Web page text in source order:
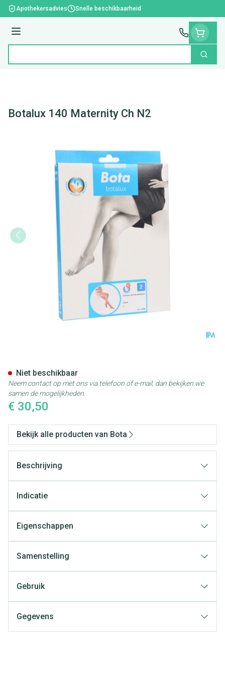
Ga naar de inhoud
Apothekersadvies Snelle beschikbaarheid
Menu
Zoek
Botalux 140 Maternity Ch N2
€ 30,50
Niet beschikbaar
Neem contact op met ons via telefoon of e-mail, dan bekijken we
samen de mogelijkheden.
Bekijk alle producten van Bota
Beschrijving
Indicatie
Eigenschappen
Samenstelling
Gebruik
Gegevens